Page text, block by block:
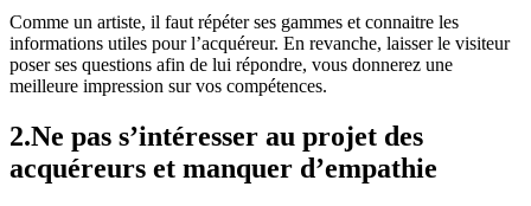
Comme un artiste, il faut répéter ses gammes et connaitre les
informations utiles pour l’acquéreur. En revanche, laisser le visiteur
poser ses questions afin de lui répondre, vous donnerez une
meilleure impression sur vos compétences.
2.Ne pas s’intéresser au projet des
acquéreurs et manquer d’empathie